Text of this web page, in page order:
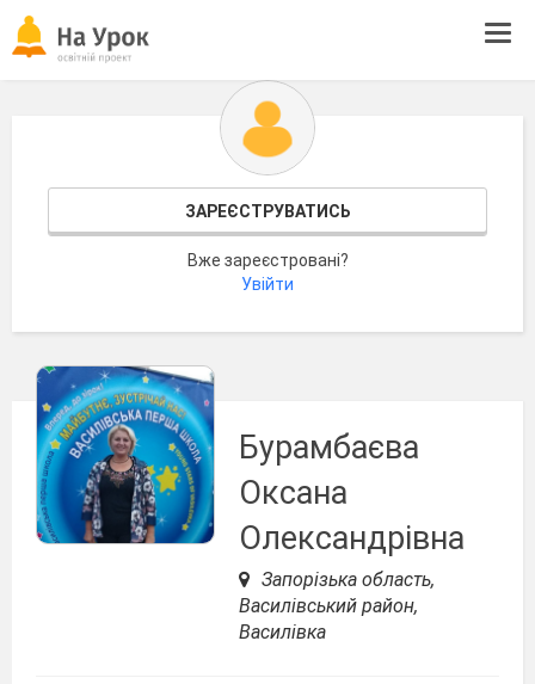
ЗАРЕЄСТРУВАТИСЬ
Вже зареєстровані?
Увійти
Бурамбаєва
Оксана
Олександрівна
Запорізька область,
Василівський район,
Василівка